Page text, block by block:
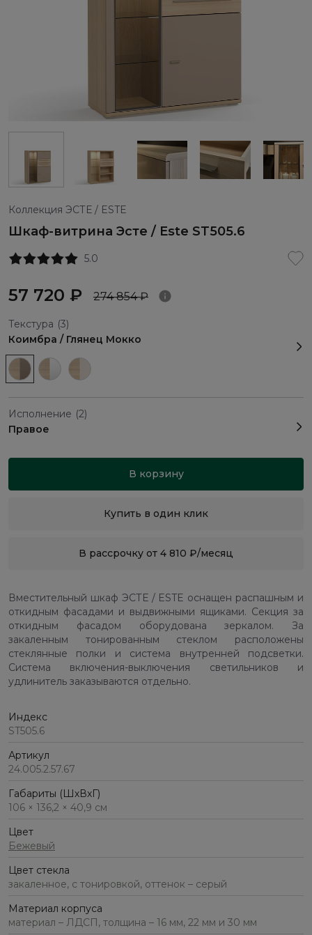
Коллекция ЭСТЕ / ESTE
Шкаф-витрина Эсте / Este ST505.6
5.0
57 720 ₽ 274 854 ₽
Текстура (3)
Коимбра / Глянец Мокко
Исполнение (2)
Правое
В корзину
Купить в один клик
В рассрочку от 4 810 ₽/месяц
Вместительный шкаф ЭСТЕ / ESTE оснащен распашным и
откидным фасадами и выдвижными ящиками. Секция за
откидным фасадом оборудована зеркалом. За
закаленным тонированным стеклом расположены
стеклянные полки и система внутренней подсветки.
Система включения-выключения светильников и
удлинитель заказываются отдельно.
Индекс
ST505.6
Артикул
24.005.2.57.67
Габариты (ШхВхГ)
106 × 136,2 × 40,9 см
Цвет
Бежевый
Цвет стекла
закаленное, с тонировкой, оттенок – серый
Материал корпуса
материал – ЛДСП, толщина – 16 мм, 22 мм и 30 мм